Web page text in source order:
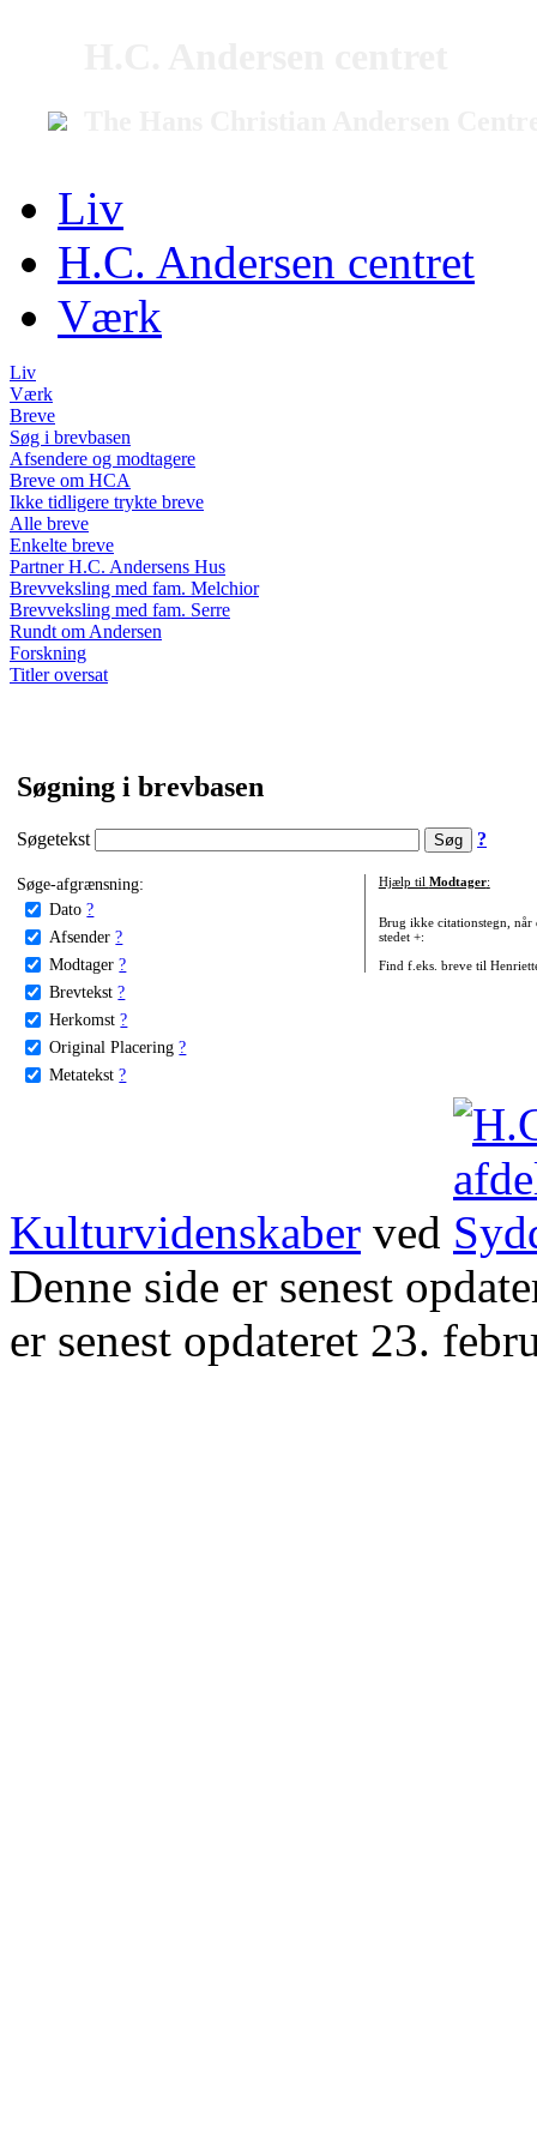
Liv
H.C. Andersen centret
Værk
Liv
Værk
Breve
Søg i brevbasen
Afsendere og modtagere
Breve om HCA
Ikke tidligere trykte breve
Alle breve
Enkelte breve
Partner H.C. Andersens Hus
Brevveksling med fam. Melchior
Brevveksling med fam. Serre
Rundt om Andersen
Forskning
Titler oversat
Søgning i brevbasen
Søgetekst ?
Søge-afgrænsning:
Dato ?
Afsender ?
Modtager ?
Brevtekst ?
Herkomst ?
Original Placering ?
Metatekst ?
Hjælp til Modtager:
Brug ikke citationstegn, når
stedet +:
Find f.eks. breve til
Kulturvidenskaber ved
Denne side er senest
er senest opdateret 23.